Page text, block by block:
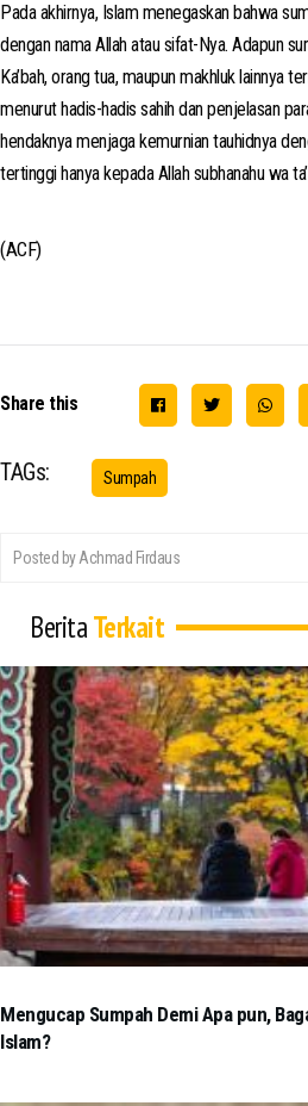
Pada akhirnya, Islam menegaskan bahwa
dengan nama Allah atau sifat-Nya. Adapun
Ka’bah, orang tua, maupun makhluk lainnya
menurut hadis-hadis sahih dan penjelasan
hendaknya menjaga kemurnian tauhidnya
tertinggi hanya kepada Allah subhanahu wa
(ACF)
Share this
TAGs: Sumpah
Posted by Achmad Firdaus
BeritaTerkait
Mengucap Sumpah Demi Apa pun,
Islam?